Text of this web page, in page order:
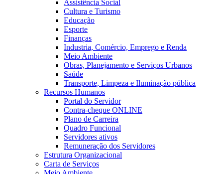
Assistência Social
Cultura e Turismo
Educação
Esporte
Finanças
Industria, Comércio, Emprego e Renda
Meio Ambiente
Obras, Planejamento e Serviços Urbanos
Saúde
Transporte, Limpeza e Iluminação pública
Recursos Humanos
Portal do Servidor
Contra-cheque ONLINE
Plano de Carreira
Quadro Funcional
Servidores ativos
Remuneração dos Servidores
Estrutura Organizacional
Carta de Serviços